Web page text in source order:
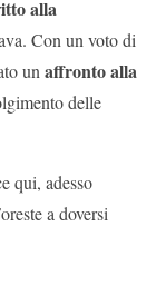
itto alla
Con un voto di
un affronto alla
delle
qui, adesso
a doversi